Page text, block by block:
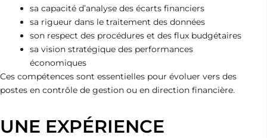
sa capacité d’analyse des écarts financiers
sa rigueur dans le traitement des données
son respect des procédures et des flux budgétaires
sa vision stratégique des performances
économiques
Ces compétences sont essentielles pour évoluer vers des
postes en contrôle de gestion ou en direction financière.
UNE EXPÉRIENCE